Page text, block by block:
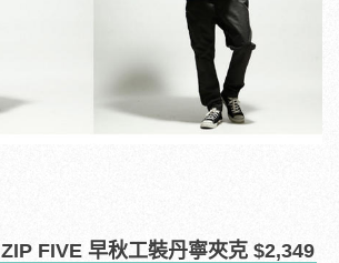
ZIP FIVE 早秋工裝丹寧夾克 $2,349